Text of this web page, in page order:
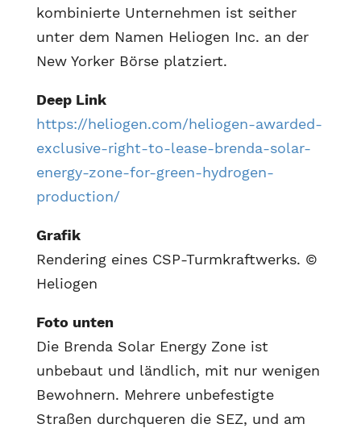
kombinierte Unternehmen ist seither
unter dem Namen Heliogen Inc. an der
New Yorker Börse platziert.
Deep Link
https://heliogen.com/heliogen-awarded-
exclusive-right-to-lease-brenda-solar-
energy-zone-for-green-hydrogen-
production/
Grafik
Rendering eines CSP-Turmkraftwerks. ©
Heliogen
Foto unten
Die Brenda Solar Energy Zone ist
unbebaut und ländlich, mit nur wenigen
Bewohnern. Mehrere unbefestigte
Straßen durchqueren die SEZ, und am